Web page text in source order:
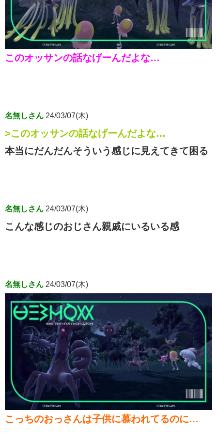
このオッサンの話なげーんだよな…
名無しさん 24/03/07(木)
>このオッサンの話なげーんだよな…
本当にだんだんそういう感じに見えてきて困る
名無しさん 24/03/07(木)
こんな感じのおじさん親戚にいるいる感
名無しさん 24/03/07(木)
こっちのおっさんは子供に慕われてるのに…